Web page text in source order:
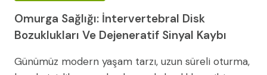
Omurga Sağlığı: İntervertebral Disk
Bozuklukları Ve Dejeneratif Sinyal Kaybı
Günümüz modern yaşam tarzı, uzun süreli oturma,